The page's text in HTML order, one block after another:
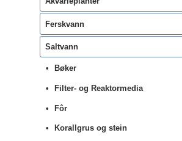
Ferskvann
Saltvann
Bøker
Filter- og Reaktormedia
Fôr
Korallgrus og stein